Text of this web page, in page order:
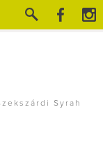
Syrah